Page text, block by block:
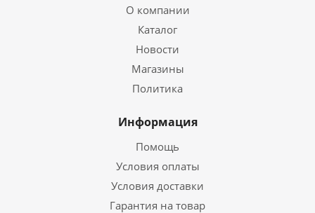
О компании
Каталог
Новости
Магазины
Политика
Информация
Помощь
Условия оплаты
Условия доставки
Гарантия на товар